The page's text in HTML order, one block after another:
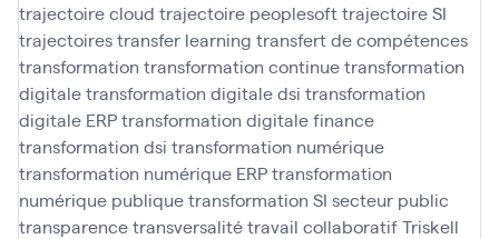
trajectoire cloud trajectoire peoplesofttrajectoire SI
trajectoirestransfer learning transfert de compétences
transformation transformation continuetransformation
digitaletransformation digitale dsi transformation
digitale ERPtransformation digitale finance
transformation dsi transformation numérique
transformation numérique ERPtransformation
numérique publiquetransformation SI secteur public
transparencetransversalitétravail collaboratifTriskell